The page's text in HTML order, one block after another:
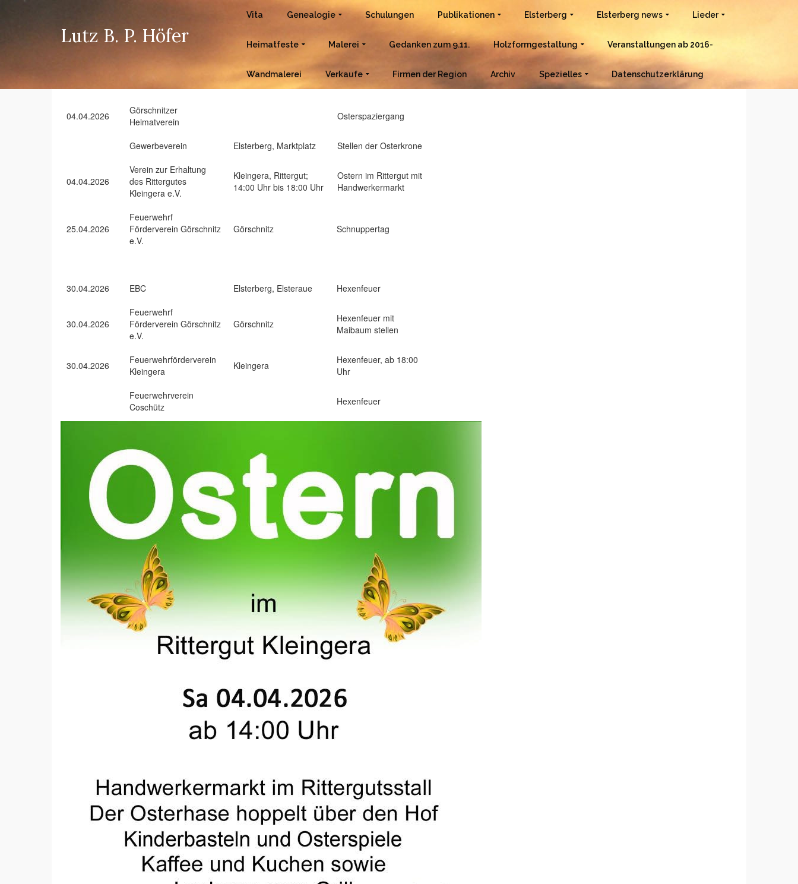
Lutz B. P. Höfer
Vita Genealogie Schulungen Publikationen Elsterberg Elsterberg news Lieder
Heimatfeste Malerei Gedanken zum 9.11. Holzformgestaltung Veranstaltungen ab 2016-
Wandmalerei Verkaufe Firmen der Region Archiv Spezielles Datenschutzerklärung
04.04.2026
Görschnitzer
Heimatverein
Osterspaziergang
Gewerbeverein Elsterberg, Marktplatz Stellen der Osterkrone
04.04.2026
Verein zur Erhaltung
des Rittergutes
Kleingera e.V.
Kleingera, Rittergut;
14:00 Uhr bis 18:00 Uhr
Ostern im Rittergut mit
Handwerkermarkt
25.04.2026
Feuerwehrf
Förderverein Görschnitz
e.V.
Görschnitz Schnuppertag
30.04.2026 EBC Elsterberg, Elsteraue Hexenfeuer
30.04.2026
Feuerwehrf
Förderverein Görschnitz
e.V.
Görschnitz
Hexenfeuer mit
Maibaum stellen
30.04.2026
Feuerwehrförderverein
Kleingera
Kleingera
Hexenfeuer, ab 18:00
Uhr
Feuerwehrverein
Coschütz
Hexenfeuer